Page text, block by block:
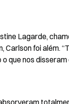
Lagarde,
Carlson foi além.
que nos